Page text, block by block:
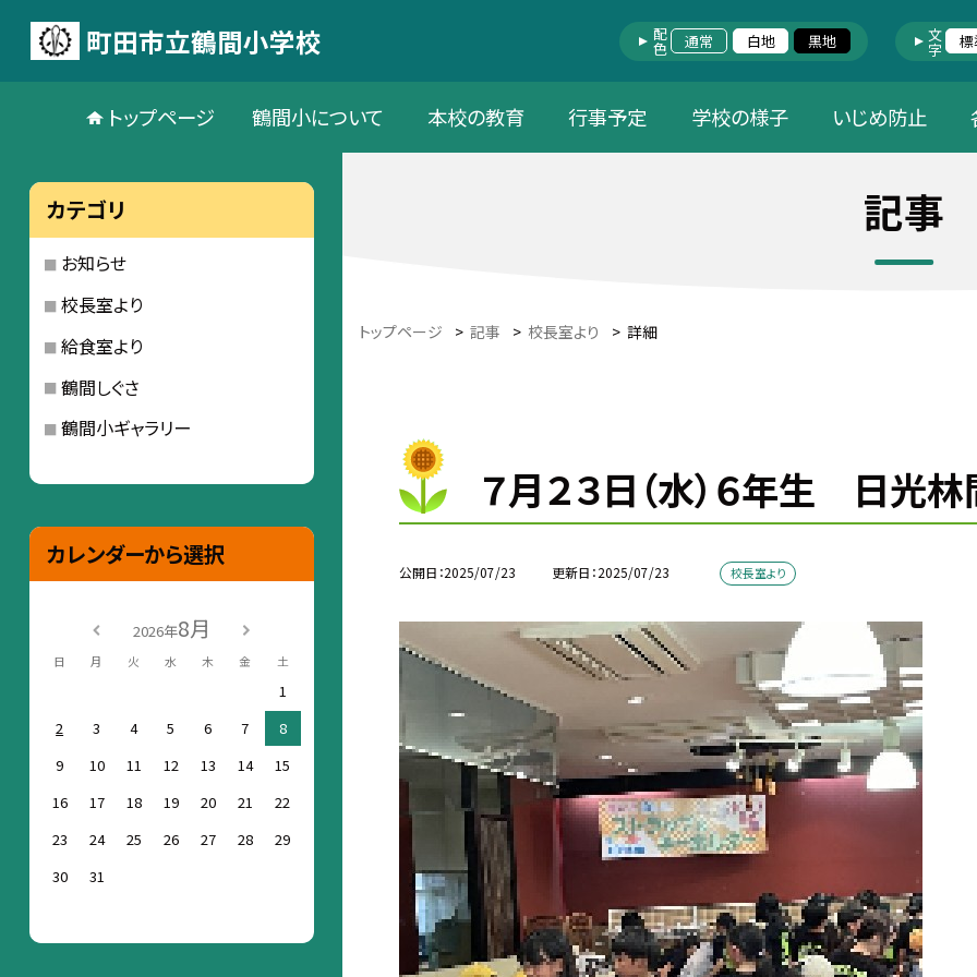
町田市立鶴間小学校 配色 通常 白地 黒地 文字
トップページ 鶴間小について 本校の教育 行事予定 学校の様子 いじめ防止
記事
トップページ > 記事 > 校長室より > 詳細
７月２３日（水）６年生 日光
公開日 2025/07/23 更新日 2025/07/23 校長室より
カテゴリ
お知らせ
校長室より
給食室より
鶴間しぐさ
鶴間小ギャラリー
カレンダーから選択
2026年8月
日 月 火 水 木 金 土
1
2
3 4 5 6 7
8
9
10 11 12 13 14
15
16
17 18 19 20 21
22
23
24 25 26 27 28
29
30
31